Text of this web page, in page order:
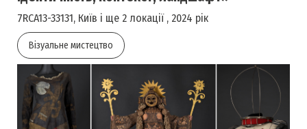
7RCA13-33131, Київ і ще 2 локації , 2024 рік
Візуальне мистецтво